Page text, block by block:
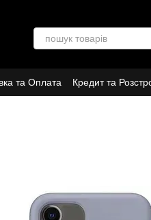
та Оплата Кредит та
публічної оферти
Партнери